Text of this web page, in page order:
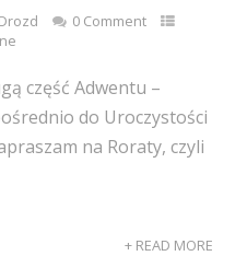
0 Comment
część Adwentu –
do Uroczystości
na Roraty, czyli
+ READ MORE